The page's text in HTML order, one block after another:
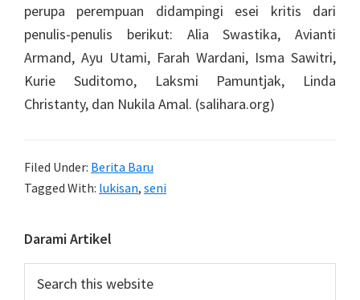
perupa perempuan didampingi esei kritis dari
penulis-penulis berikut: Alia Swastika, Avianti
Armand, Ayu Utami, Farah Wardani, Isma Sawitri,
Kurie Suditomo, Laksmi Pamuntjak, Linda
Christanty, dan Nukila Amal. (salihara.org)
Filed Under: Berita Baru
Tagged With: lukisan, seni
Primary
Sidebar
Darami Artikel
this